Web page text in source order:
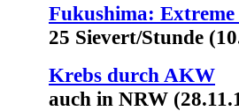
Fukushima:
25 Sievert/Stunde
Krebs durch AKW
auch in NRW